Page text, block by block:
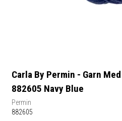
Carla By Permin - Garn
882605 Navy Blue
Permin
882605